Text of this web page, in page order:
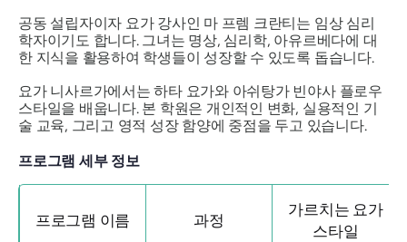
공동 설립자이자 요가 강사인 마 프렘 크란티는 임상 심리
학자이기도 합니다. 그녀는 명상, 심리학, 아유르베다에 대
한 지식을 활용하여 학생들이 성장할 수 있도록 돕습니다.
요가 니사르가에서는 하타 요가와 아쉬탕가 빈야사 플로우
스타일을 배웁니다. 본 학원은 개인적인 변화, 실용적인 기
술 교육, 그리고 영적 성장 함양에 중점을 두고 있습니다.
프로그램 세부 정보
프로그램 이름 과정
가르치는 요가
스타일